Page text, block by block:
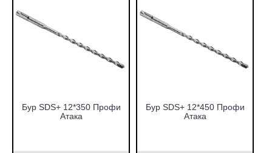
Бур SDS+ 12*350 Профи
Атака
Бур SDS+ 12*450 Профи
Атака